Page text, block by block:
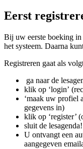
Eerst
Bij uw eerste boeking in
het systeem. Daarna
Registreren gaat als
ga naar de
klik op ‘login’
‘maak uw profiel
gegevens in)
klik op ‘register’
sluit de lesagenda!
U ontvangt een
aangegeven